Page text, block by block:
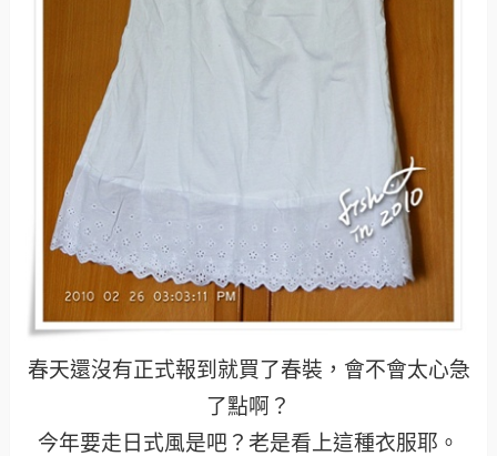
春天還沒有正式報到就買了春裝，會不會太心急
了點啊？
今年要走日式風是吧？老是看上這種衣服耶。